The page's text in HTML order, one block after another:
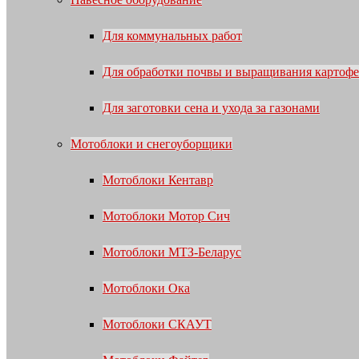
Для коммунальных работ
Для обработки почвы и выращивания
Для заготовки сена и ухода за газонами
Мотоблоки и снегоуборщики
Мотоблоки Кентавр
Мотоблоки Мотор Сич
Мотоблоки МТЗ-Беларус
Мотоблоки Ока
Мотоблоки СКАУТ